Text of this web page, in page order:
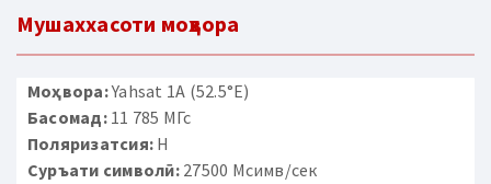
Мушаххасоти моҳвора
Моҳвора:Yahsat 1A (52.5°E)
Басомад:11 785 МГс
Поляризатсия: H
Суръати символӣ:27500 Мсимв/сек